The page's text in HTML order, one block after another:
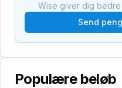
Wise giver dig
Send
Populære beløb